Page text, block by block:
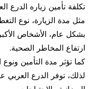
تكلفة تأمين زياره الدرع
مثل مدة الزيارة، نوع
بشكل عام، الأشخاص
ارتفاع المخاطر الصحية.
كما تؤثر مدة التأمين
لذلك، توفر الدرع